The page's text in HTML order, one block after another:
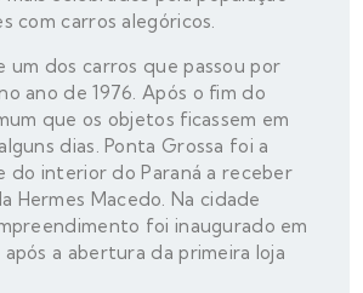
com carros alegóricos.
um dos carros que passou por
ano de 1976. Após o fim do
que os objetos ficassem em
dias. Ponta Grossa foi a
do interior do Paraná a receber
Hermes Macedo. Na cidade
foi inaugurado em
após a abertura da primeira loja